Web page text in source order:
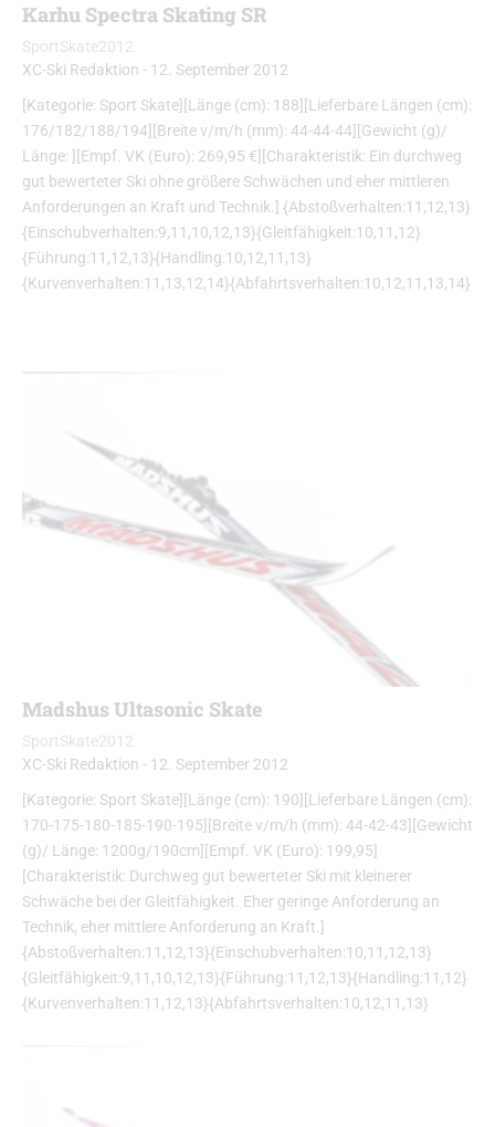
Karhu Spectra Skating SR
SportSkate2012
XC-Ski Redaktion - 12. September 2012
[Kategorie: Sport Skate][Länge (cm): 188][Lieferbare Längen (cm):
176/182/188/194][Breite v/m/h (mm): 44-44-44][Gewicht (g)/
Länge: ][Empf. VK (Euro): 269,95 €][Charakteristik: Ein durchweg
gut bewerteter Ski ohne größere Schwächen und eher mittleren
Anforderungen an Kraft und Technik.] {Abstoßverhalten:11,12,13}
{Einschubverhalten:9,11,10,12,13}{Gleitfähigkeit:10,11,12}
{Führung:11,12,13}{Handling:10,12,11,13}
{Kurvenverhalten:11,13,12,14}{Abfahrtsverhalten:10,12,11,13,14}
Madshus Ultasonic Skate
SportSkate2012
XC-Ski Redaktion - 12. September 2012
[Kategorie: Sport Skate][Länge (cm): 190][Lieferbare Längen (cm):
170-175-180-185-190-195][Breite v/m/h (mm): 44-42-43][Gewicht
(g)/ Länge: 1200g/190cm][Empf. VK (Euro): 199,95]
[Charakteristik: Durchweg gut bewerteter Ski mit kleinerer
Schwäche bei der Gleitfähigkeit. Eher geringe Anforderung an
Technik, eher mittlere Anforderung an Kraft.]
{Abstoßverhalten:11,12,13}{Einschubverhalten:10,11,12,13}
{Gleitfähigkeit:9,11,10,12,13}{Führung:11,12,13}{Handling:11,12}
{Kurvenverhalten:11,12,13}{Abfahrtsverhalten:10,12,11,13}